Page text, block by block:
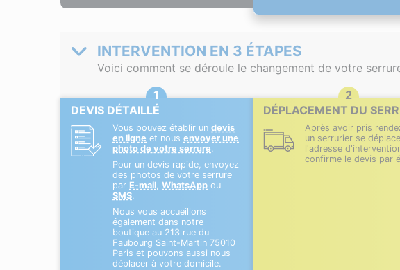
INTERVENTION EN 3 ÉTAPES
Voici comment se déroule le changement de votre
DEVIS DÉTAILLÉ
Vous pouvez établir un devis
en ligne et nous envoyer une
photo de votre serrure.
Pour un devis rapide, envoyez
des photos de votre serrure
par E-mail, WhatsApp ou
SMS.
Nous vous accueillons
également dans notre
boutique au 213 rue du
Faubourg Saint-Martin 75010
Paris et pouvons aussi nous
déplacer à votre domicile.
DÉPLACEMENT DU
Après avoir pris
un serrurier se
l'adresse
confirme le devis par